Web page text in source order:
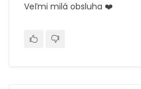
Veľmi milá obsluha ❤️